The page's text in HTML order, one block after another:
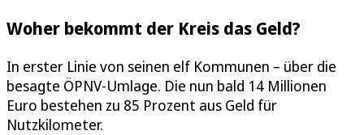
Woher bekommt der Kreis das Geld?
In erster Linie von seinen elf Kommunen – über die
besagte ÖPNV-Umlage. Die nun bald 14 Millionen
Euro bestehen zu 85 Prozent aus Geld für
Nutzkilometer.